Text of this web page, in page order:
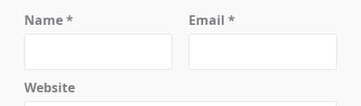
Name* Email *
Website